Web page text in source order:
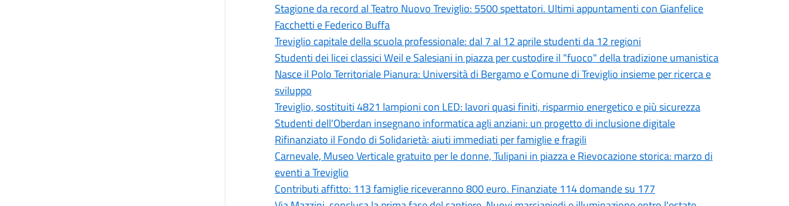
Stagione da record al Teatro Nuovo Treviglio: 5500 spettatori. Ultimi appuntamenti con Gianfelice
Facchetti e Federico Buffa
Treviglio capitale della scuola professionale: dal 7 al 12 aprile studenti da 12 regioni
Studenti dei licei classici Weil e Salesiani in piazza per custodire il "fuoco" della tradizione umanistica
Nasce il Polo Territoriale Pianura: Università di Bergamo e Comune di Treviglio insieme per ricerca e
sviluppo
Treviglio, sostituiti 4821 lampioni con LED: lavori quasi finiti, risparmio energetico e più sicurezza
Studenti dell'Oberdan insegnano informatica agli anziani: un progetto di inclusione digitale
Rifinanziato il Fondo di Solidarietà: aiuti immediati per famiglie e fragili
Carnevale, Museo Verticale gratuito per le donne, Tulipani in piazza e Rievocazione storica: marzo di
eventi a Treviglio
Contributi affitto: 113 famiglie riceveranno 800 euro. Finanziate 114 domande su 177